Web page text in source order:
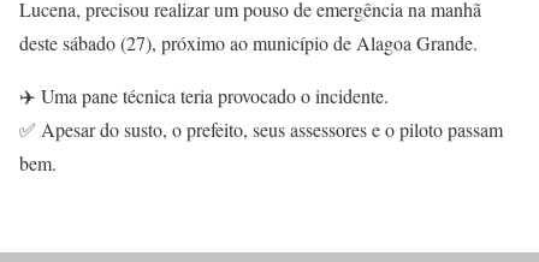
Lucena, precisou realizar um pouso de emergência na manhã
deste sábado (27), próximo ao município de Alagoa Grande.
✈️ Uma pane técnica teria provocado o incidente.
✅ Apesar do susto, o prefeito, seus assessores e o piloto passam
bem.